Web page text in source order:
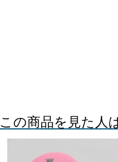
この商品を見た人